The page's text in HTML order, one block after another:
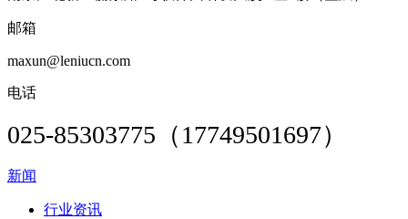
邮箱
maxun@leniucn.com
电话
025-85303775（17749501697）
新闻
行业资讯